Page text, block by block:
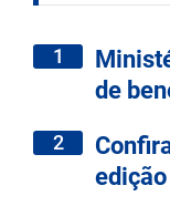
1
de
2